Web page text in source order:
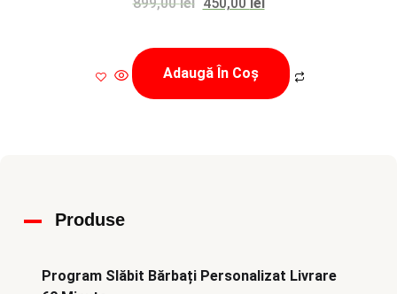
a
fost:
899,00 lei.
este:
450,00 lei.
Adaugă În Coș
Produse
Program Slăbit Bărbați Personalizat Livrare